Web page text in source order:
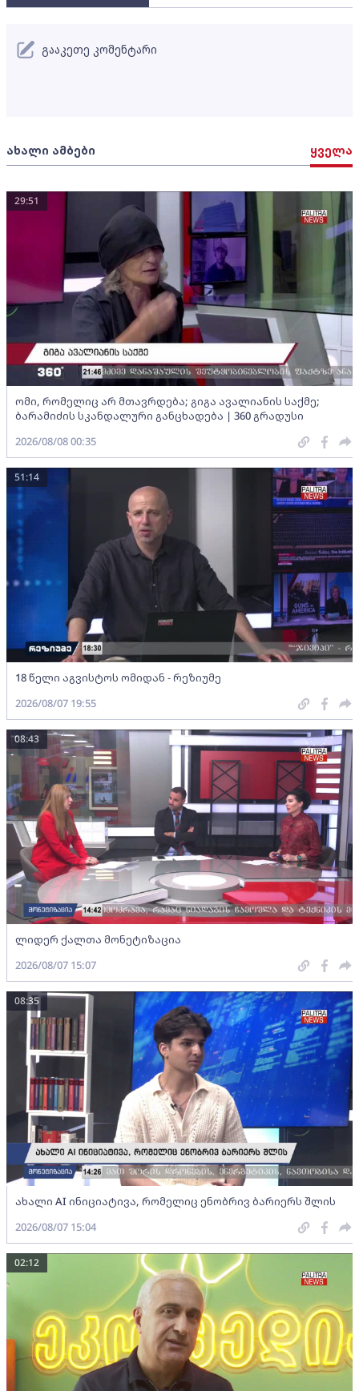
ახალი ამბები ყველა
ომი, რომელიც არ მთავრდება; გიგა ავალიანის საქმე;
ბარამიძის სკანდალური განცხადება | 360 გრადუსი
29:51
2026/08/08 00:35
18 წელი აგვისტოს ომიდან - რეზიუმე
51:14
2026/08/07 19:55
ლიდერ ქალთა მონეტიზაცია
08:43
2026/08/07 15:07
ახალი AI ინიციატივა, რომელიც ენობრივ ბარიერს შლის
08:35
2026/08/07 15:04
02:12
გააკეთე კომენტარი